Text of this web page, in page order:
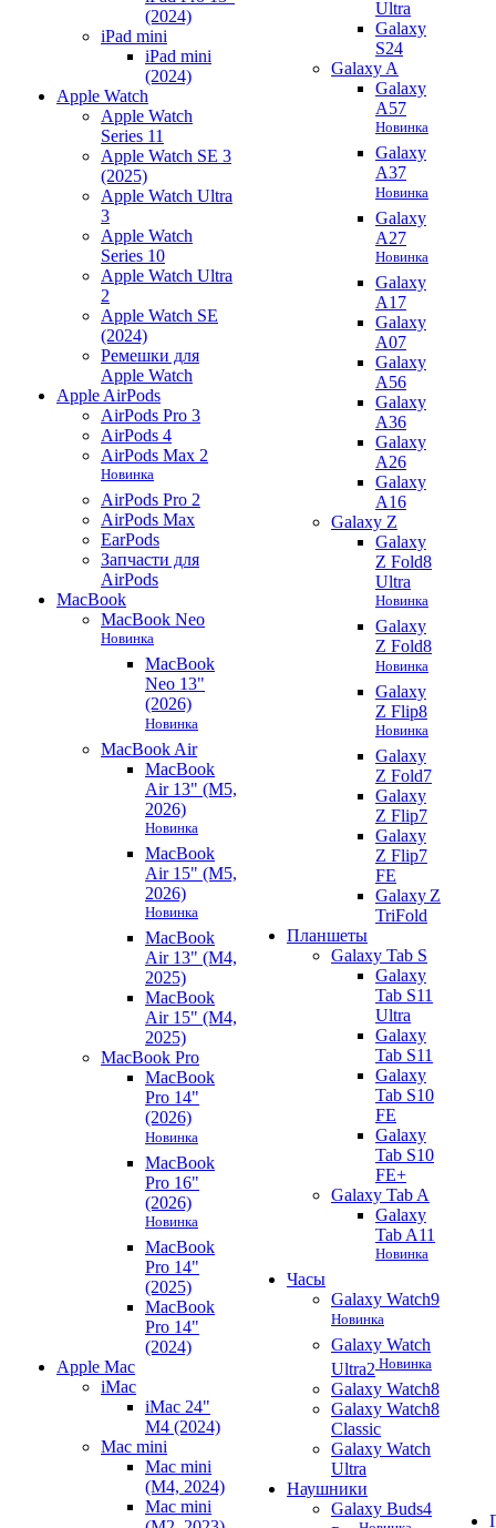
(2024)
iPad mini
iPad mini
(2024)
Apple Watch
Apple Watch
Series 11
Apple Watch SE 3
(2025)
Apple Watch Ultra
3
Apple Watch
Series 10
Apple Watch Ultra
2
Apple Watch SE
(2024)
Ремешки для
Apple Watch
Apple AirPods
AirPods Pro 3
AirPods 4
AirPods Max 2
Новинка
AirPods Pro 2
AirPods Max
EarPods
Запчасти для
AirPods
MacBook
MacBook Neo
Новинка
MacBook
Neo 13"
(2026)
Новинка
MacBook Air
MacBook
Air 13" (M5,
2026)
Новинка
MacBook
Air 15" (M5,
2026)
Новинка
MacBook
Air 13" (M4,
2025)
MacBook
Air 15" (M4,
2025)
MacBook Pro
MacBook
Pro 14"
(2026)
Новинка
MacBook
Pro 16"
(2026)
Новинка
MacBook
Pro 14"
(2025)
MacBook
Pro 14"
(2024)
Apple Mac
iMac
iMac 24"
M4 (2024)
Mac mini
Mac mini
(M4, 2024)
Mac mini
Ultra
Galaxy
S24
Galaxy A
Galaxy
A57
Новинка
Galaxy
A37
Новинка
Galaxy
A27
Новинка
Galaxy
A17
Galaxy
A07
Galaxy
A56
Galaxy
A36
Galaxy
A26
Galaxy
A16
Galaxy Z
Galaxy
Z Fold8
Ultra
Новинка
Galaxy
Z Fold8
Новинка
Galaxy
Z Flip8
Новинка
Galaxy
Z Fold7
Galaxy
Z Flip7
Galaxy
Z Flip7
FE
Galaxy Z
TriFold
Планшеты
Galaxy Tab S
Galaxy
Tab S11
Ultra
Galaxy
Tab S11
Galaxy
Tab S10
FE
Galaxy
Tab S10
FE+
Galaxy Tab A
Galaxy
Tab A11
Новинка
Часы
Galaxy Watch9
Новинка
Galaxy Watch
Ultra2 Новинка
Galaxy Watch8
Galaxy Watch8
Classic
Galaxy Watch
Ultra
Наушники
Galaxy Buds4